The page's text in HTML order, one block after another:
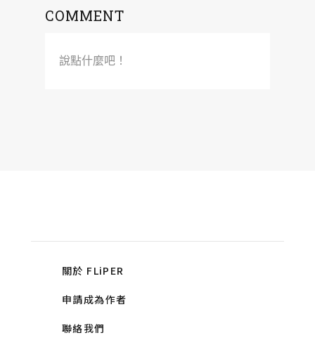
COMMENT
說點什麼吧！
關於 FLiPER
申請成為作者
聯絡我們